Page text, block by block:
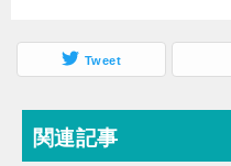
Tweet
関連記事